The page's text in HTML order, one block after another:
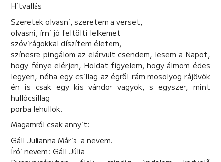
Hitvallás
Szeretek olvasni, szeretem a verset,
olvasni, írni jó feltölti lelkemet
szóvirágokkal díszítem életem,
színesre pingálom az elárvult csendem, lesem a Napot,
hogy fénye elérjen, Holdat figyelem, hogy álmom édes
legyen, néha egy csillag az égről rám mosolyog rájövök
én is csak egy kis vándor vagyok, s egyszer, mint
hullócsillag
porba lehullok.
Magamról csak annyit:
Gáll Julianna Mária a nevem.
Írói nevem: Gáll Júlia